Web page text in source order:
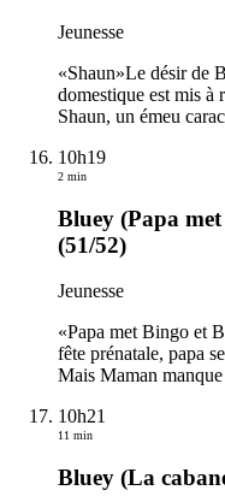
Jeunesse
«Shaun»Le désir de
domestique est mis à
Shaun, un émeu
10h19
2 min
Bluey (Papa
(51/52)
Jeunesse
«Papa met Bingo et
fête prénatale, papa
Mais Maman
10h21
11 min
Bluey (La